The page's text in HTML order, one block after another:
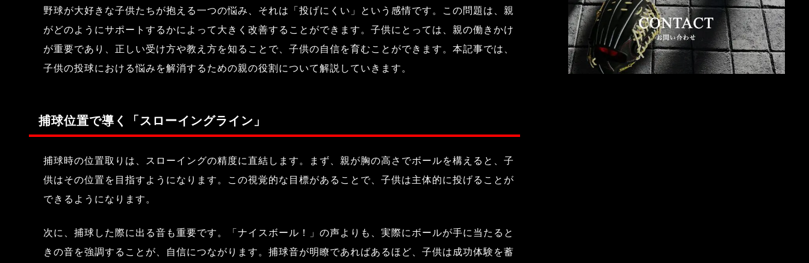
野球が大好きな子供たちが抱える一つの悩み、それは「投げにくい」という感情です。この問題は、親
がどのようにサポートするかによって大きく改善することができます。子供にとっては、親の働きかけ
が重要であり、正しい受け方や教え方を知ることで、子供の自信を育むことができます。本記事では、
子供の投球における悩みを解消するための親の役割について解説していきます。
捕球位置で導く「スローイングライン」
捕球時の位置取りは、スローイングの精度に直結します。まず、親が胸の高さでボールを構えると、子
供はその位置を目指すようになります。この視覚的な目標があることで、子供は主体的に投げることが
できるようになります。
次に、捕球した際に出る音も重要です。「ナイスボール！」の声よりも、実際にボールが手に当たると
きの音を強調することが、自信につながります。捕球音が明瞭であればあるほど、子供は成功体験を蓄